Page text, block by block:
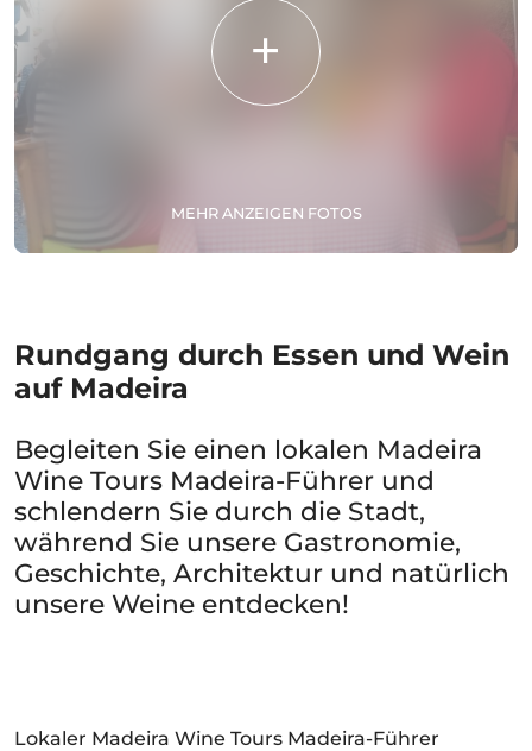
MEHR ANZEIGEN FOTOS
Rundgang durch Essen und Wein
auf Madeira
Begleiten Sie einen lokalen Madeira
Wine Tours Madeira-Führer und
schlendern Sie durch die Stadt,
während Sie unsere Gastronomie,
Geschichte, Architektur und natürlich
unsere Weine entdecken!
Lokaler Madeira Wine Tours Madeira-Führer